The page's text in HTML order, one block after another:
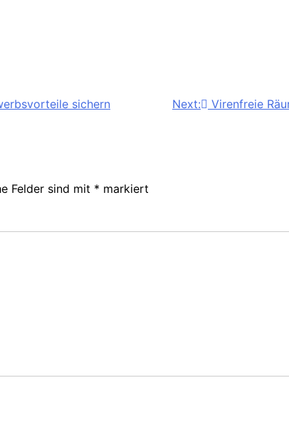
sichern Next:
Virenfreie
Felder sind mit * markiert